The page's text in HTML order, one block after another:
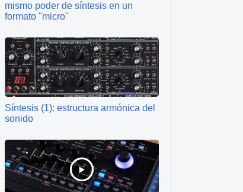
mismo poder de síntesis en un
formato "micro"
Síntesis (1): estructura armónica del
sonido